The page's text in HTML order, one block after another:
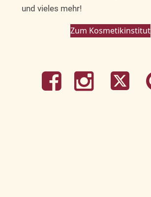
und vieles mehr!
Zum Kosmetikinstitut